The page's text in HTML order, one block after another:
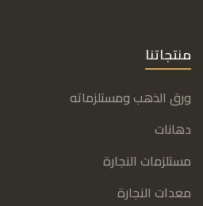
منتجاتنا
ورق الذهب ومستلزماته
دهانات
مستلزمات النجارة
معدات النجارة